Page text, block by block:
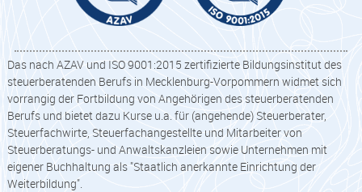
Das nach AZAV und ISO 9001:2015 zertifizierte Bildungsinstitut des
steuerberatenden Berufs in Mecklenburg-Vorpommern widmet sich
vorrangig der Fortbildung von Angehörigen des steuerberatenden
Berufs und bietet dazu Kurse u.a. für (angehende) Steuerberater,
Steuerfachwirte, Steuerfachangestellte und Mitarbeiter von
Steuerberatungs- und Anwaltskanzleien sowie Unternehmen mit
eigener Buchhaltung als "Staatlich anerkannte Einrichtung der
Weiterbildung".